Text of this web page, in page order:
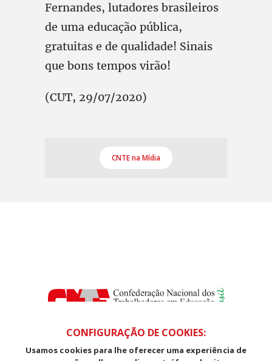
Fernandes, lutadores brasileiros
de uma educação pública,
gratuitas e de qualidade! Sinais
que bons tempos virão!
(CUT, 29/07/2020)
CNTE na Mídia
SDS, Edifício Venâncio III, Salas 101/106
CONFIGURAÇÃO DE COOKIES:
Usamos cookies para lhe oferecer uma experiência de